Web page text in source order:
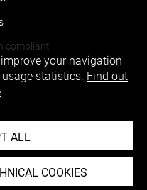
compliant
your navigation
statistics. Find out
ALL
COOKIES